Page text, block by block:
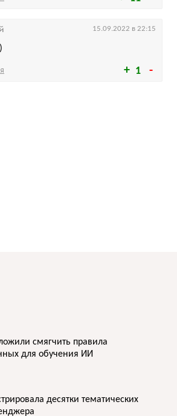
1
15.09.2022 в 22:15
смягчить правила
для обучения ИИ
десятки тематических